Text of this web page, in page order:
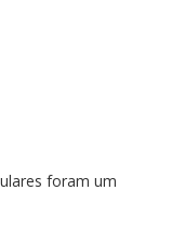
foram um